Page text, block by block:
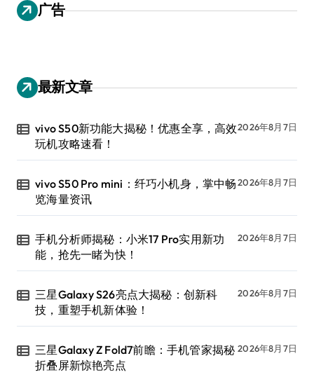
广告
最新文章
vivo S50新功能大揭秘！优惠全享，高效
玩机攻略速看！
2026年8月7日
vivo S50 Pro mini：纤巧小机身，掌中畅
览海量资讯
2026年8月7日
手机分析师揭秘：小米17 Pro实用新功
能，抢先一睹为快！
2026年8月7日
三星Galaxy S26亮点大揭秘：创新科
技，重塑手机新体验！
2026年8月7日
三星Galaxy Z Fold7前瞻：手机管家揭秘
折叠屏新惊艳亮点
2026年8月7日